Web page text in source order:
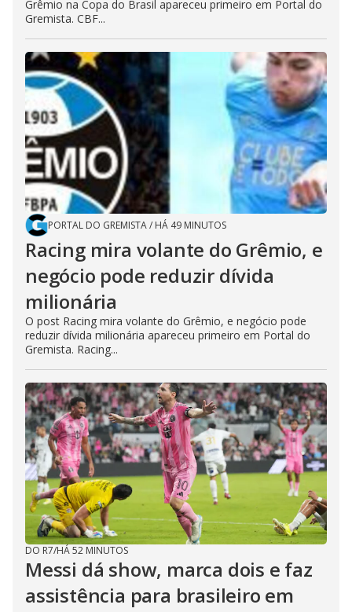
Grêmio na Copa do Brasil apareceu primeiro em Portal do
Gremista. CBF...
PORTAL DO GREMISTA/ HÁ 49 MINUTOS
Racing mira volante do Grêmio, e
negócio pode reduzir dívida
milionária
O post Racing mira volante do Grêmio, e negócio pode
reduzir dívida milionária apareceu primeiro em Portal do
Gremista. Racing...
DO R7/HÁ 52 MINUTOS
Messi dá show, marca dois e faz
assistência para brasileiro em